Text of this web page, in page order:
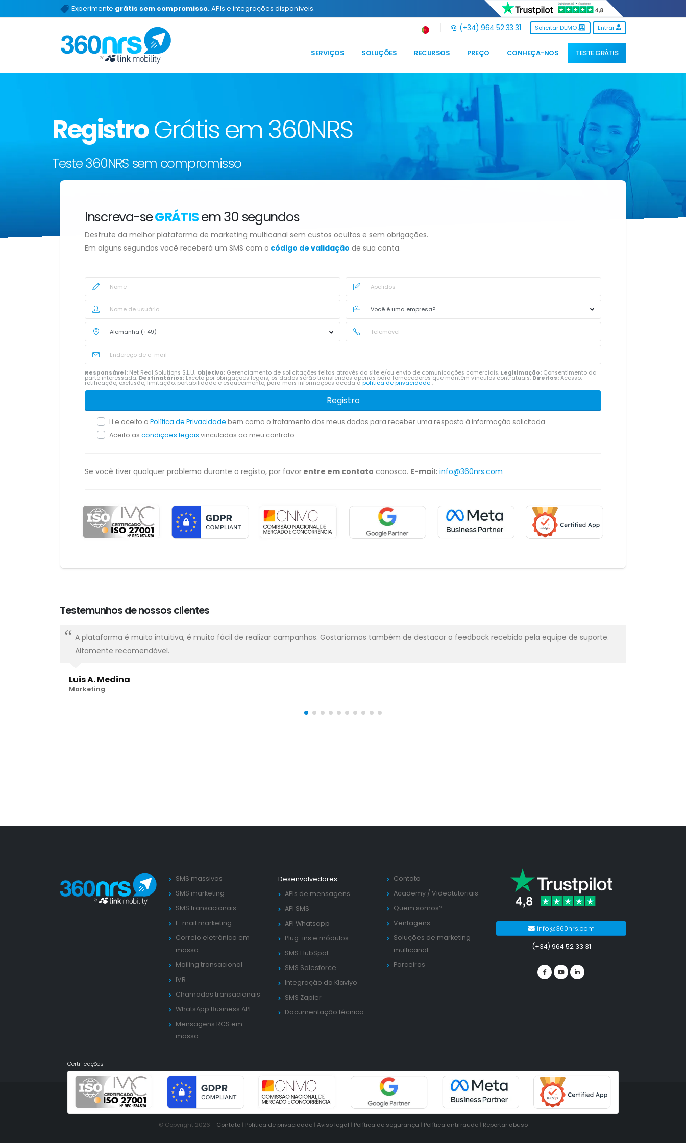
Experimente grátis sem compromisso.APIs e integrações disponíveis.
(+34) 964 52 33 31 Solicitar DEMO Entrar
SERVIÇOS SOLUÇÕES RECURSOS PREÇO CONHEÇA-NOS TESTE GRÁTIS
RegistroGrátis em 360NRS
Teste 360NRS sem compromisso
Inscreva-seGRÁTISem 30 segundos
Desfrute da melhor plataforma de marketing multicanal sem custos ocultos e sem obrigações.
Em alguns segundos você receberá um SMS com o código de validação de sua conta.
Responsável: Net Real Solutions S.L.U. Objetivo: Gerenciamento de solicitações feitas através do site e/ou envio de comunicações comerciais. Legitimação: Consentimento da
parte interessada. Destinatários: Exceto por obrigações legais, os dados serão transferidos apenas para fornecedores que mantêm vínculos contratuais. Direitos: Acesso,
retificação, exclusão, limitação, portabilidade e esquecimento, para mais informações aceda à política de privacidade .
Registro
Li e aceito a Política de Privacidade bem como o tratamento dos meus dados para receber uma resposta à informação solicitada.
Aceito as condições legais vinculadas ao meu contrato.
Se você tiver qualquer problema durante o registo, por favor entre em contato conosco. E-mail: info@360nrs.com
Testemunhos de nossos clientes
A plataforma é muito intuitiva, é muito fácil de realizar campanhas. Gostaríamos também de destacar o feedback recebido pela equipe de suporte.
Altamente recomendável.
Luis A. Medina
Marketing
SMS massivos
SMS marketing
SMS transacionais
E-mail marketing
Correio eletrónico em
massa
Mailing transacional
IVR
Chamadas transacionais
WhatsApp Business API
Mensagens RCS em
massa
Desenvolvedores
APIs de mensagens
API SMS
API Whatsapp
Plug-ins e módulos
SMS HubSpot
SMS Salesforce
Integração do Klaviyo
SMS Zapier
Documentação técnica
Contato
Academy /Videotutoriais
Quem somos?
Ventagens
Soluções de marketing
multicanal
Parceiros
info@360nrs.com
(+34) 964 52 33 31
Certificações
© Copyright 2026 - Contato | Política de privacidade| Aviso legal | Política de segurança | Política antifraude| Reportar abuso